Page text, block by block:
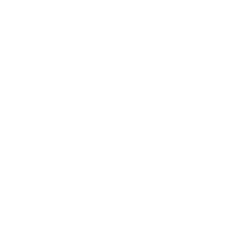
novedades del mercado de La Liga